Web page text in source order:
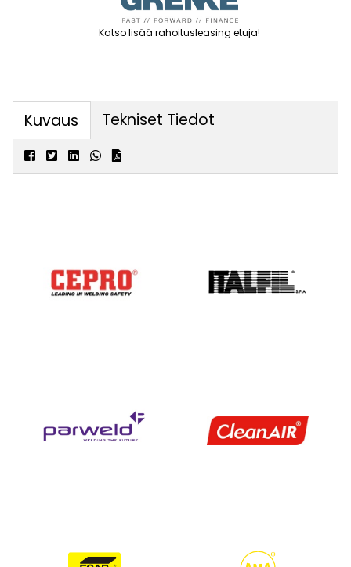
Katso lisää rahoitusleasing etuja!
Kuvaus Tekniset Tiedot